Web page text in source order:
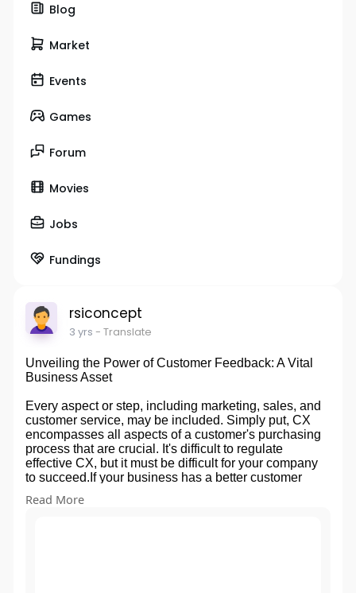
Blog
Market
Events
Games
Forum
Movies
Jobs
Fundings
rsiconcept
3 yrs - Translate
Unveiling the Power of Customer Feedback: A Vital
Business Asset
Every aspect or step, including marketing, sales, and
customer service, may be included. Simply put, CX
encompasses all aspects of a customer's purchasing
process that are crucial. It's difficult to regulate
effective CX, but it must be difficult for your company
to succeed.If your business has a better customer
performance management, and business growth will
Read More